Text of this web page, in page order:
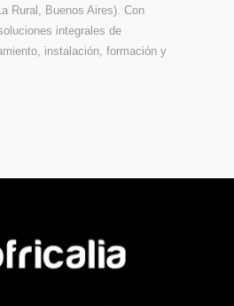
Rural, Buenos Aires). Con
integrales de
instalación, formación y